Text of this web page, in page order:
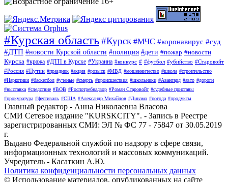
#Курская область#Курск #МЧС #коронавирус #суд
#ДТП #новости Курской области #полиция #дети #пожар #новости
Курска #кража #ДТП в Курске #Украина #конкурс # #футбол #убийство #Старовойт
#Россия #Путин #праздник #акция #розыск #МВД #мошенничество #школа #строительство
#Наркотики #баскетбол #ученые #смерть #происшествия #школьники #Авангард #авто #дороги
#выставка #следствие #ВОВ #Роспотребнадзор #Роман Старовойт #судебные приставы
#прокуратура #фестиваль #США #Александр Михайлов #Динамо #погода #продукты
Главный редактор - Анна Николаевна Власова
СМИ Сетевое издание "KURSKCITY". - Запись в Реестре
зарегистрированных СМИ: ЭЛ № ФС 77 - 75847 от 30.05.2019
г.
Выдано Федеральной службой по надзору в сфере связи,
информационных технологий и массовых коммуникаций.
Учредитель - Касаткин А.Ю.
Политика конфиденциальности персональных данных
© Использование материалов, опубликованных на сайте